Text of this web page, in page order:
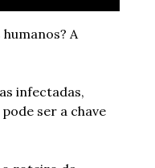
A
infectadas,
ser a chave